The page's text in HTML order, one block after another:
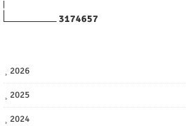
3174657
2026
2025
2024